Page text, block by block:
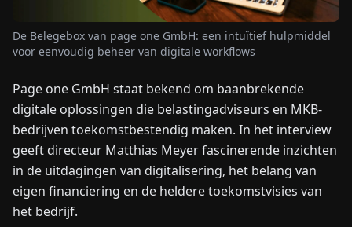
OVER
ENDEFRESITNLPLHU
NEEM
CONTACT
OP
De Belegebox van page one GmbH: een intuïtief hulpmiddel
voor eenvoudig beheer van digitale workflows
Page one GmbH staat bekend om baanbrekende
digitale oplossingen die belastingadviseurs en MKB-
bedrijven toekomstbestendig maken. In het interview
geeft directeur Matthias Meyer fascinerende inzichten
in de uitdagingen van digitalisering, het belang van
eigen financiering en de heldere toekomstvisies van
het bedrijf.